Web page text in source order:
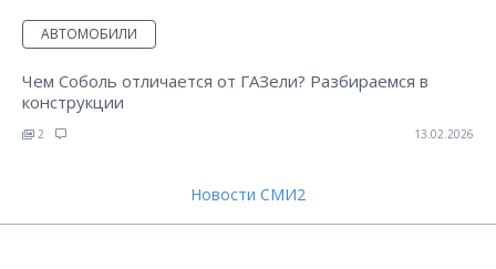
АВТОМОБИЛИ
Чем Соболь отличается от ГАЗели? Разбираемся в
конструкции
2 13.02.2026
Новости СМИ2